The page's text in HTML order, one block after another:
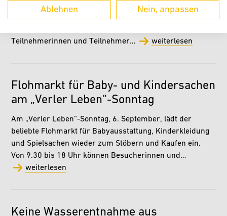
Der offene Gesprächskreises für pflegende Angehörige
trifft sich im August ausnahmsweise am ersten statt wie
Teilnehmerinnen und Teilnehmer…
weiterlesen
Flohmarkt für Baby- und Kindersachen
am „Verler Leben“-Sonntag
Am „Verler Leben“-Sonntag, 6. September, lädt der
beliebte Flohmarkt für Babyausstattung, Kinderkleidung
und Spielsachen wieder zum Stöbern und Kaufen ein.
Von 9.30 bis 18 Uhr können Besucherinnen und…
weiterlesen
Keine Wasserentnahme aus
Ablehnen Nein, anpassen